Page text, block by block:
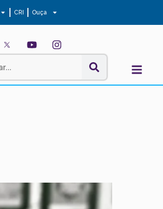
CRI Ouça